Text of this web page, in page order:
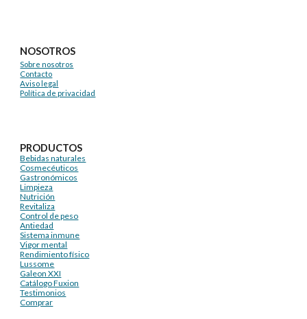
NOSOTROS
Sobre nosotros
Contacto
Aviso legal
Política de privacidad
PRODUCTOS
Bebidas naturales
Cosmecéuticos
Gastronómicos
Limpieza
Nutrición
Revitaliza
Control de peso
Antiedad
Sistema inmune
Vigor mental
Rendimiento físico
Lussome
Galeon XXI
Catálogo Fuxion
Testimonios
Comprar